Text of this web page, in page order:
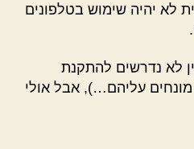
לא יהיה שימוש בטלפונים
לא נדרשים להתקנת
עליהם…), אבל אולי